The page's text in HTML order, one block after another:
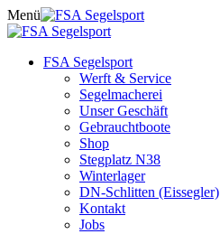
Skip
to
Menü
FSA Segelsport
Werft & Service
Segelmacherei
Unser Geschäft
Gebrauchtboote
Shop
Stegplatz N38
Winterlager
DN-Schlitten (Eissegler)
Kontakt
Jobs